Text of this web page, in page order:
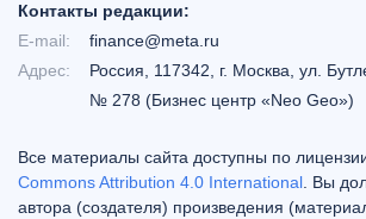
Контакты редакции:
E-mail:
finance@meta.ru
Адрес:
Россия, 117342, г. Москва, ул.
№ 278 (Бизнес центр «Neo Geo»)
Все материалы сайта доступны по
Commons Attribution 4.0 International. Вы
автора (создателя) произведения